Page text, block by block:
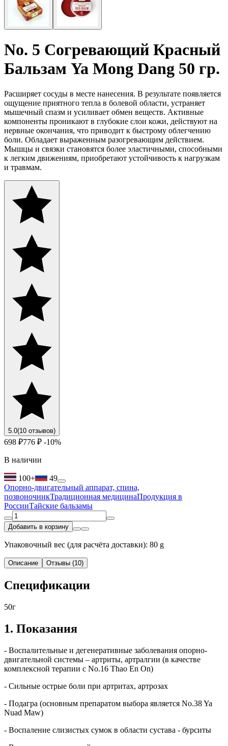
No. 5 Согревающий Красный
Бальзам Ya Mong Dang 50 гр.
Расширяет сосуды в месте нанесения. В результате появляется
ощущение приятного тепла в болевой области, устраняет
мышечный спазм и усиливает обмен веществ. Активные
компоненты проникают в глубокие слои кожи, действуют на
нервные окончания, что приводит к быстрому облегчению
боли. Обладает выраженным разогревающим действием.
Мышцы и связки становятся более эластичными, способными
к легким движениям, приобретают устойчивость к нагрузкам
и травмам.
5.0(10 отзывов)
698 ₽776 ₽ -10%
В наличии
100+
49
Опорно-двигательный аппарат, спина,
позвоночникТрадиционная медицинаПродукция в
РоссииТайские бальзамы
Добавить в корзину
Упаковочный вес (для расчёта доставки): 80 g
Описание Отзывы (10)
Спецификации
50г
1. Показания
- Воспалительные и дегенеративные заболевания опорно-
двигательной системы – артриты, артралгии (в качестве
комплексной терапии с No.16 Thao En On)
- Сильные острые боли при артритах, артрозах
- Подагра (основным препаратом выбора является No.38 Ya
Nuad Maw)
- Воспаление слизистых сумок в области сустава - бурситы